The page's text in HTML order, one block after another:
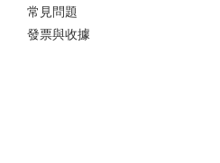
常見問題
發票與收據